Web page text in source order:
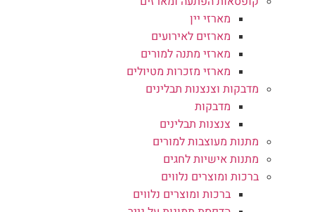
מארזי יין
מארזים לאירועים
מארזי מתנה למורים
מארזי מזכרות מטיולים
מדבקות וצנצנות תבלינים
מדבקות
צנצנות תבלינים
מתנות מעוצבות למורים
מתנות אישיות לחגים
ברכות ומוצרים נלווים
ברכות ומוצרים נלווים